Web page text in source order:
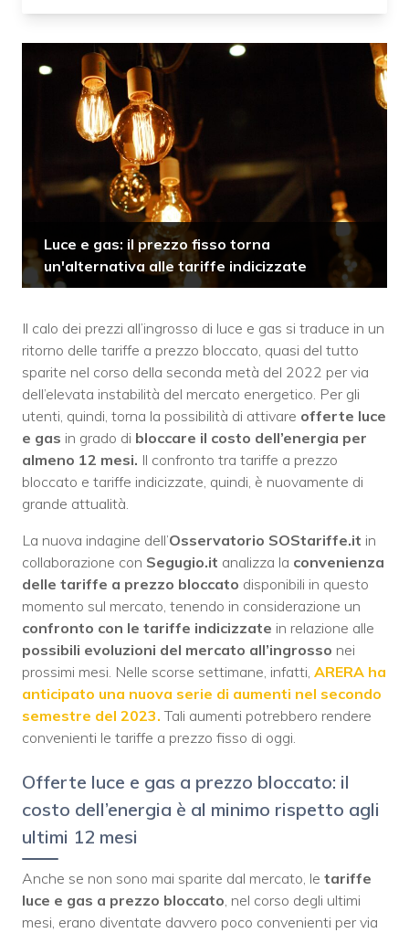
Luce e gas: il prezzo fisso torna
un'alternativa alle tariffe indicizzate
Il calo dei prezzi all’ingrosso di luce e gas si traduce in un
ritorno delle tariffe a prezzo bloccato, quasi del tutto
sparite nel corso della seconda metà del 2022 per via
dell’elevata instabilità del mercato energetico. Per gli
utenti, quindi, torna la possibilità di attivare offerte luce
e gas in grado di bloccare il costo dell’energia per
almeno 12 mesi. Il confronto tra tariffe a prezzo
bloccato e tariffe indicizzate, quindi, è nuovamente di
grande attualità.
La nuova indagine dell’Osservatorio SOStariffe.it in
collaborazione con Segugio.it analizza la convenienza
delle tariffe a prezzo bloccato disponibili in questo
momento sul mercato, tenendo in considerazione un
confronto con le tariffe indicizzate in relazione alle
possibili evoluzioni del mercato all’ingrosso nei
prossimi mesi. Nelle scorse settimane, infatti, ARERA ha
anticipato una nuova serie di aumenti nel secondo
semestre del 2023. Tali aumenti potrebbero rendere
convenienti le tariffe a prezzo fisso di oggi.
Offerte luce e gas a prezzo bloccato: il
costo dell’energia è al minimo rispetto agli
ultimi 12 mesi
Anche se non sono mai sparite dal mercato, le tariffe
luce e gas a prezzo bloccato , nel corso degli ultimi
mesi, erano diventate davvero poco convenienti per via